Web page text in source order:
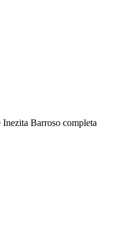
Barroso completa